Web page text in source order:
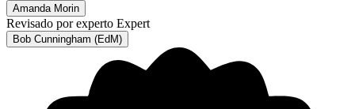
Amanda Morin
Revisado por experto Expert
Bob Cunningham (EdM)